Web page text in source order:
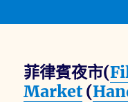
菲律賓夜市(
Market(